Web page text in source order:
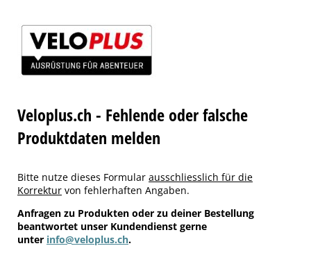
Veloplus.ch - Fehlende oder falsche
Produktdaten melden
Bitte nutze dieses Formular ausschliesslich für die
Korrektur von fehlerhaften Angaben.
Anfragen zu Produkten oder zu deiner Bestellung
beantwortet unser Kundendienst gerne
unter info@veloplus.ch.